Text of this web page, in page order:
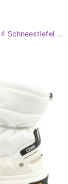
Colmar Warmer Freeze 164 Schneestiefel silber